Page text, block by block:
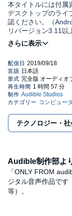
本タイトルには付属
デスクトップのライ
認ください。（
リバージョン3.11以
今、４度目の産業革
するベンチャー企業
の誕生に際しては、
な影響を及ぼすのか
その眼力のない人は
ーネットを中心とす
本書は『週刊東洋
テクノロジー・社
Audible制作部よ
「ONLY FROM
ジタル音声作品です
等）。